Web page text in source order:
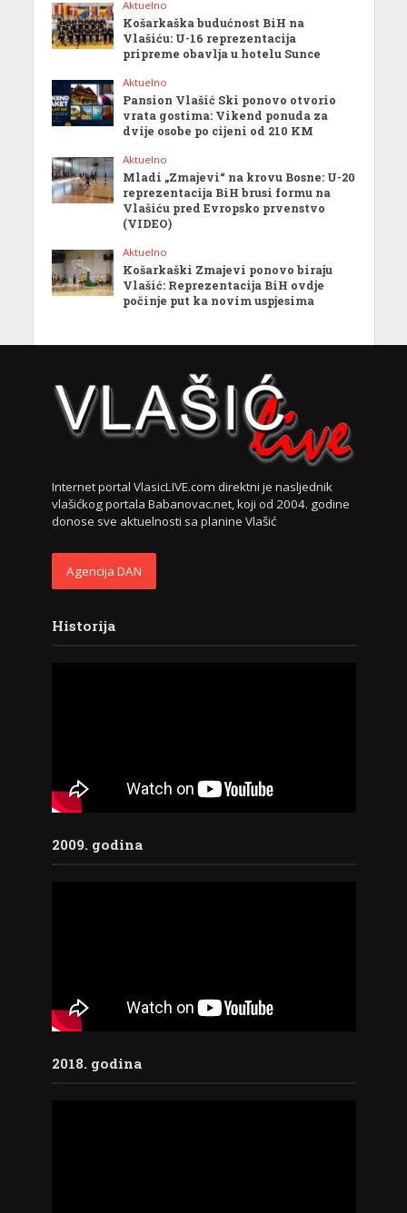
Aktuelno
Košarkaška budućnost BiH na
Vlašiću: U-16 reprezentacija
pripreme obavlja u hotelu Sunce
Aktuelno
Pansion Vlašić Ski ponovo otvorio
vrata gostima: Vikend ponuda za
dvije osobe po cijeni od 210 KM
Aktuelno
Mladi „Zmajevi“ na krovu Bosne: U-20
reprezentacija BiH brusi formu na
Vlašiću pred Evropsko prvenstvo
(VIDEO)
Aktuelno
Košarkaški Zmajevi ponovo biraju
Vlašić: Reprezentacija BiH ovdje
počinje put ka novim uspjesima
Internet portal VlasicLIVE.com direktni je nasljednik
vlašićkog portala Babanovac.net, koji od 2004. godine
donose sve aktuelnosti sa planine Vlašić
Agencija DAN
Historija
2009. godina
2018. godina